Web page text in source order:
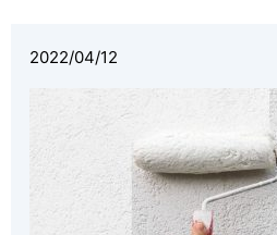
2022/04/12